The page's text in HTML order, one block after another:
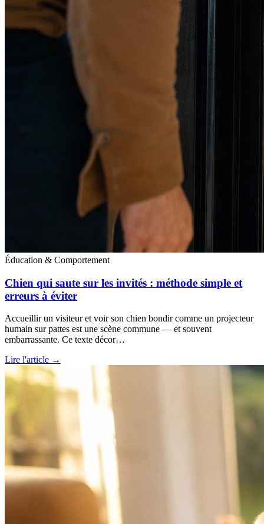
Éducation & Comportement
Chien qui saute sur les invités : méthode simple et
erreurs à éviter
Accueillir un visiteur et voir son chien bondir comme un projecteur
humain sur pattes est une scène commune — et souvent
embarrassante. Ce texte décor…
Lire l'article →